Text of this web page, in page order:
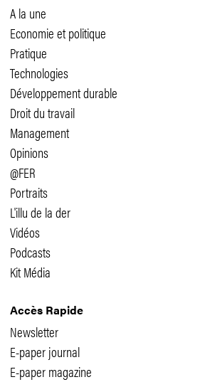
A la une
Economie et politique
Pratique
Technologies
Développement durable
Droit du travail
Management
Opinions
@FER
Portraits
L'illu de la der
Vidéos
Podcasts
Kit Média
Accès Rapide
Newsletter
E-paper journal
E-paper magazine